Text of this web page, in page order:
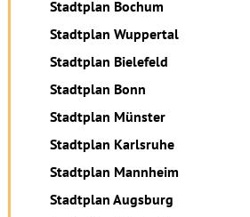
Stadtplan Bochum
Stadtplan Wuppertal
Stadtplan Bielefeld
Stadtplan Bonn
Stadtplan Münster
Stadtplan Karlsruhe
Stadtplan Mannheim
Stadtplan Augsburg